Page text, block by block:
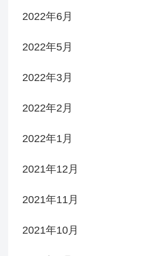
2022年6月
2022年5月
2022年3月
2022年2月
2022年1月
2021年12月
2021年11月
2021年10月